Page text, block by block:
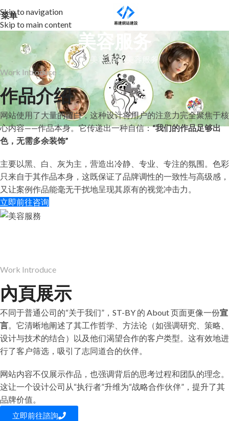
Skip to navigation
Skip to main content
菜单
美容服务
首页 美容服务
美容服务
Work Introduce
作品介绍
网站使用了大量的留白，这种设计将用户的注意力完全聚焦于核
心内容——作品本身。它传递出一种自信：“我们的作品足够出
色，无需多余装饰”
主要以黑、白、灰为主，营造出冷静、专业、专注的氛围。色彩
只来自于其作品本身，这既保证了品牌调性的一致性与高级感，
又让案例作品能毫无干扰地呈现其原有的视觉冲击力。
立即前往咨询
Work Introduce
內頁展示
不同于普通公司的“关于我们”，ST-BY 的 About 页面更像一份宣
言。它清晰地阐述了其工作哲学、方法论（如强调研究、策略、
设计与技术的结合）以及他们渴望合作的客户类型。这有效地进
行了客户筛选，吸引了志同道合的伙伴。
网站内容不仅展示作品，也强调背后的思考过程和团队的理念。
这让一个设计公司从“执行者”升维为“战略合作伙伴”，提升了其
品牌价值。
立即前往諮詢